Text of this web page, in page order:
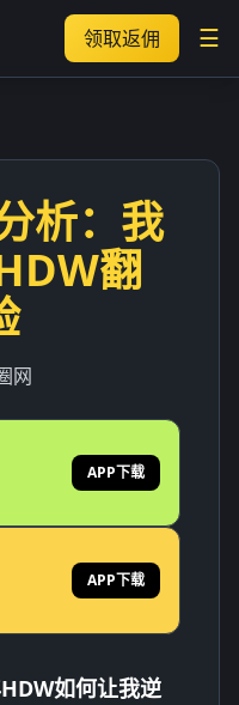
领取返佣 ☰
析：我
翻
网
APP下载
APP下载
如何让我逆